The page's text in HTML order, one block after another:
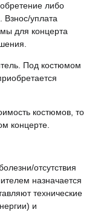
либо
Взнос/уплата
для концерта
Под костюмом
костюмов, то
концерте.
отсутствия
назначается
технические
и